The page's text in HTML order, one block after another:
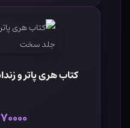
کتاب هری پاتر و
۱۰۷۰۰۰۰